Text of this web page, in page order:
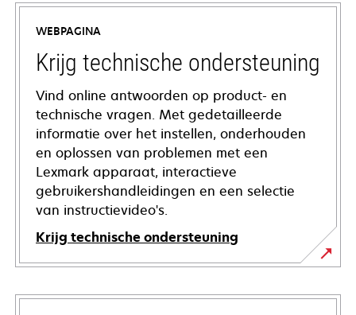
WEBPAGINA
Krijg technische ondersteuning
Vind online antwoorden op product- en
technische vragen. Met gedetailleerde
informatie over het instellen, onderhouden
en oplossen van problemen met een
Lexmark apparaat, interactieve
gebruikershandleidingen en een selectie
van instructievideo's.
Krijg technische ondersteuning
opens
in